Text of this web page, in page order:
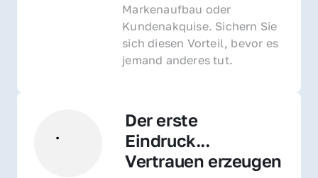
Markenaufbau oder
Kundenakquise. Sichern Sie
sich diesen Vorteil, bevor es
jemand anderes tut.
Der erste
Eindruck...
Vertrauen erzeugen